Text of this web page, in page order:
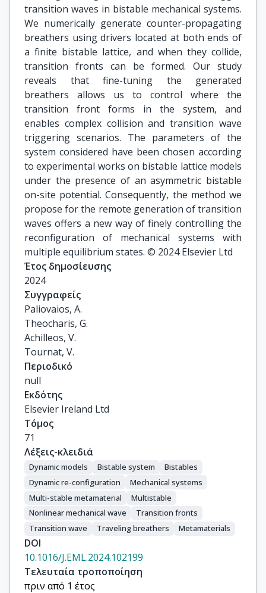
transition waves in bistable mechanical systems.
We numerically generate counter-propagating
breathers using drivers located at both ends of
a finite bistable lattice, and when they collide,
transition fronts can be formed. Our study
reveals that fine-tuning the generated
breathers allows us to control where the
transition front forms in the system, and
enables complex collision and transition wave
triggering scenarios. The parameters of the
system considered have been chosen according
to experimental works on bistable lattice models
under the presence of an asymmetric bistable
on-site potential. Consequently, the method we
propose for the remote generation of transition
waves offers a new way of finely controlling the
reconfiguration of mechanical systems with
multiple equilibrium states. © 2024 Elsevier Ltd
Έτος δημοσίευσης
2024
Συγγραφείς
Paliovaios, A.
Theocharis, G.
Achilleos, V.
Tournat, V.
Περιοδικό
null
Εκδότης
Elsevier Ireland Ltd
Τόμος
71
Λέξεις-κλειδιά
Dynamic models Bistable system
Bistables
Dynamic re-configuration
Mechanical systems
Multi-stable metamaterial
Multistable
Nonlinear mechanical wave
Transition fronts
Transition wave
Traveling breathers Metamaterials
DOI
10.1016/J.EML.2024.102199
Τελευταία τροποποίηση
πριν από 1 έτος